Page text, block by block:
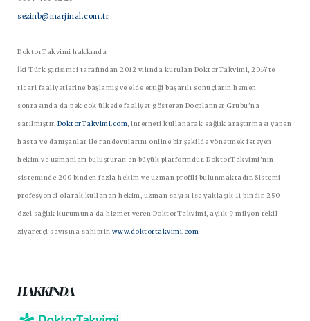
sezinb@marjinal.com.tr
DoktorTakvimi hakkında
İki Türk girişimci tarafından 2012 yılında kurulan DoktorTakvimi, 2014'te
ticari faaliyetlerine başlamış ve elde ettiği başarılı sonuçların hemen
sonrasında da pek çok ülkede faaliyet gösteren Docplanner Grubu'na
satılmıştır. DoktorTakvimi.com, interneti kullanarak sağlık araştırması yapan
hasta ve danışanlar ile randevularını online bir şekilde yönetmek isteyen
hekim ve uzmanları buluşturan en büyük platformdur. DoktorTakvimi'nin
sisteminde 200 binden fazla hekim ve uzman profili bulunmaktadır. Sistemi
profesyonel olarak kullanan hekim, uzman sayısı ise yaklaşık 11 bindir. 250
özel sağlık kurumuna da hizmet veren DoktorTakvimi, aylık 9 milyon tekil
ziyaretçi sayısına sahiptir. www.doktortakvimi.com
HAKKINDA